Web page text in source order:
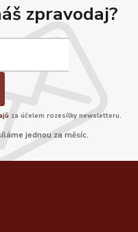
zpravodaj?
za účelem rozesílky newsletteru.
jednou za měsíc.